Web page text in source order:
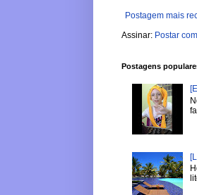
Postagem mais
Assinar: Postar
Postagens